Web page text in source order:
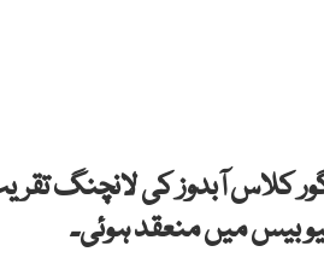
کلاس آبدوز کی لانچنگ
بیس میں منعقد ہوئی۔